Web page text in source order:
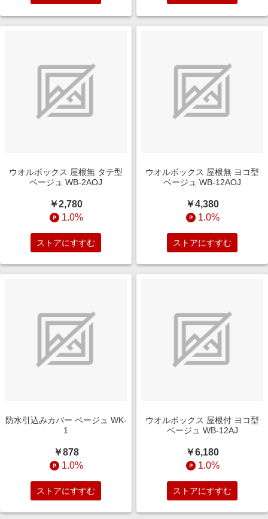
ウオルボックス 屋根無 タテ型
ベージュ WB-2AOJ
￥2,780
1.0%
ストアにすすむ
ウオルボックス 屋根無 ヨコ型
ベージュ WB-12AOJ
￥4,380
1.0%
ストアにすすむ
防水引込みカバー ベージュ WK-
1
￥878
1.0%
ストアにすすむ
ウオルボックス 屋根付 ヨコ型
ベージュ WB-12AJ
￥6,180
1.0%
ストアにすすむ